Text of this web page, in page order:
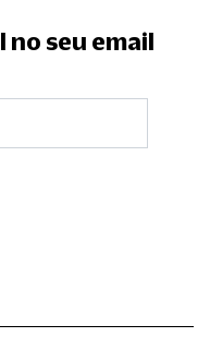
no seu email